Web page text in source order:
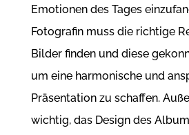
Emotionen des Tages
Fotografin muss die richtige
Bilder finden und diese
um eine harmonische und
Präsentation zu schaffen.
wichtig, das Design des